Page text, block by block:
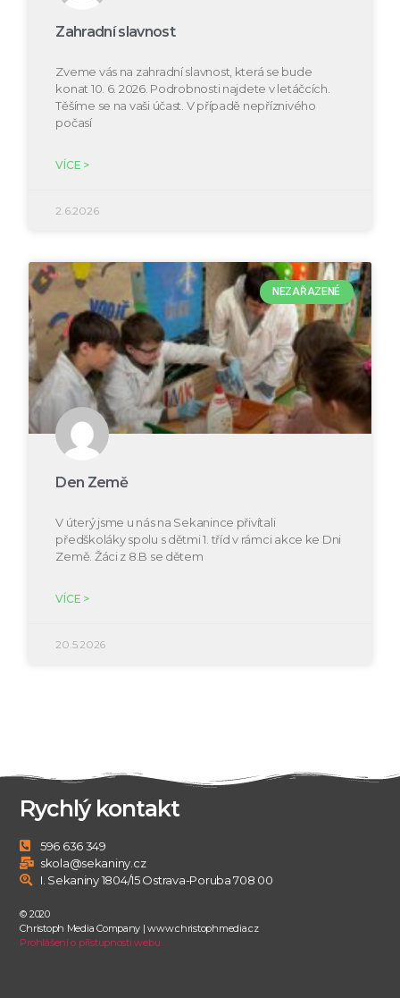
Zahradní slavnost
Zveme vás na zahradní slavnost, která se bude
konat 10. 6. 2026. Podrobnosti najdete v letáčcích.
Těšíme se na vaši účast. V případě nepříznivého
počasí
VÍCE >
2.6.2026
NEZAŘAZENÉ
Den Země
V úterý jsme u nás na Sekanince přivítali
předškoláky spolu s dětmi 1. tříd v rámci akce ke Dni
Země. Žáci z 8.B se dětem
VÍCE >
20.5.2026
Rychlý kontakt
596 636 349
skola@sekaniny.cz
I. Sekaniny 1804/15 Ostrava-Poruba 708 00
© 2020
Christoph Media Company | www.christophmedia.cz
Prohlášení o přístupnosti webu